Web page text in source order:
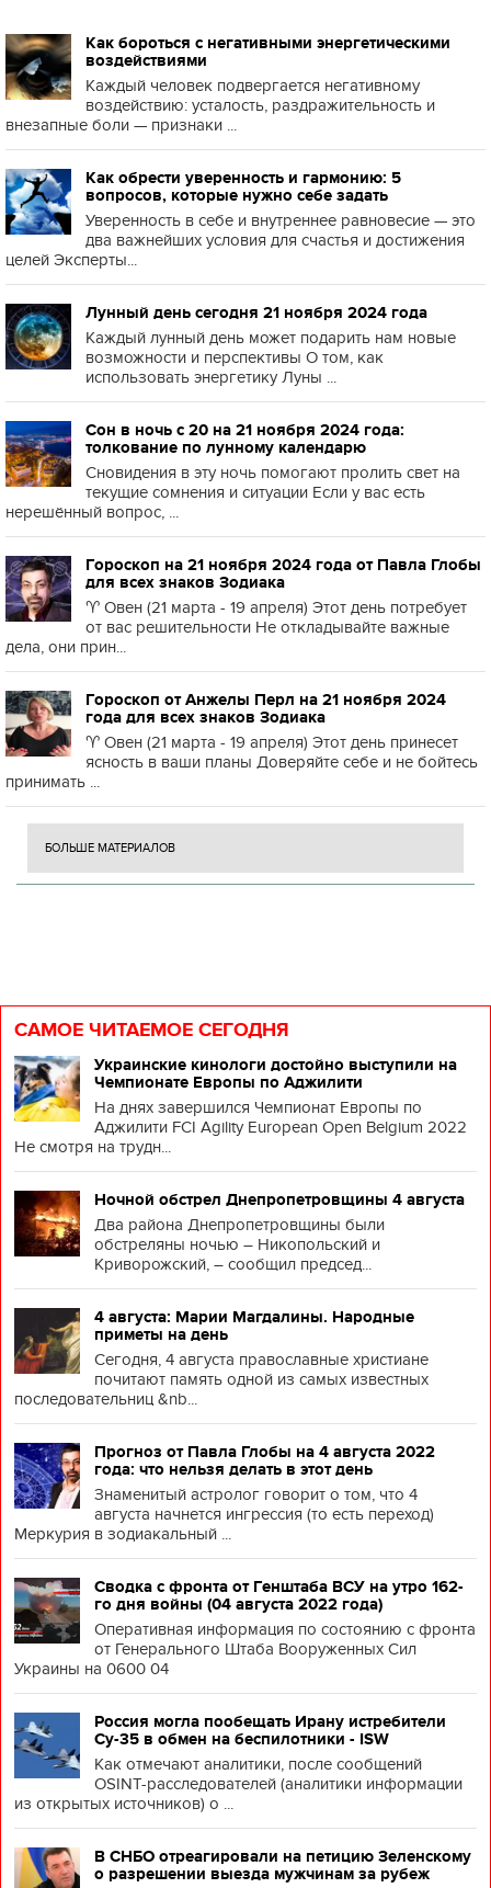
Как бороться с негативными энергетическими
воздействиями
Каждый человек подвергается негативному
воздействию: усталость, раздражительность и
внезапные боли — признаки ...
Как обрести уверенность и гармонию: 5
вопросов, которые нужно себе задать
Уверенность в себе и внутреннее равновесие — это
два важнейших условия для счастья и достижения
целей Эксперты...
Лунный день сегодня 21 ноября 2024 года
Каждый лунный день может подарить нам новые
возможности и перспективы О том, как
использовать энергетику Луны ...
Сон в ночь с 20 на 21 ноября 2024 года:
толкование по лунному календарю
Сновидения в эту ночь помогают пролить свет на
текущие сомнения и ситуации Если у вас есть
нерешённый вопрос, ...
Гороскоп на 21 ноября 2024 года от Павла Глобы
для всех знаков Зодиака
♈️ Овен (21 марта - 19 апреля) Этот день потребует
от вас решительности Не откладывайте важные
дела, они прин...
Гороскоп от Анжелы Перл на 21 ноября 2024
года для всех знаков Зодиака
♈️ Овен (21 марта - 19 апреля) Этот день принесет
ясность в ваши планы Доверяйте себе и не бойтесь
принимать ...
БОЛЬШЕ МАТЕРИАЛОВ
САМОЕ ЧИТАЕМОЕ СЕГОДНЯ
Украинские кинологи достойно выступили на
Чемпионате Европы по Аджилити
На днях завершился Чемпионат Европы по
Аджилити FCI Agility European Open Belgium 2022
Не смотря на трудн...
Ночной обстрел Днепропетровщины 4 августа
Два района Днепропетровщины были
обстреляны ночью – Никопольский и
Криворожский, – сообщил председ...
4 августа: Марии Магдалины. Народные
приметы на день
Сегодня, 4 августа православные христиане
почитают память одной из самых известных
последовательниц &nb...
Прогноз от Павла Глобы на 4 августа 2022
года: что нельзя делать в этот день
Знаменитый астролог говорит о том, что 4
августа начнется ингрессия (то есть переход)
Меркурия в зодиакальный ...
Сводка с фронта от Генштаба ВСУ на утро 162-
го дня войны (04 августа 2022 года)
Оперативная информация по состоянию с фронта
от Генерального Штаба Вооруженных Сил
Украины на 0600 04
Россия могла пообещать Ирану истребители
Су-35 в обмен на беспилотники - ISW
Как отмечают аналитики, после сообщений
OSINT-расследователей (аналитики информации
из открытых источников) о ...
В СНБО отреагировали на петицию Зеленскому
о разрешении выезда мужчинам за рубеж